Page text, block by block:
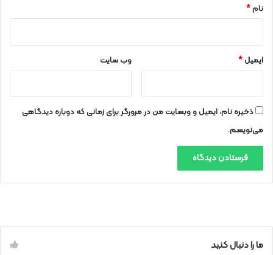
نام*
ایمیل* وب‌ سایت
ذخیره نام، ایمیل و وبسایت من در مرورگر برای زمانی که دوباره دیدگاهی
می‌نویسم.
ما را دنبال کنید